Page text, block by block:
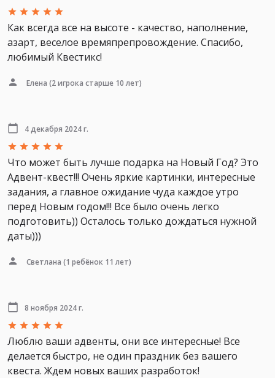
Как всегда все на высоте - качество, наполнение,
азарт, веселое времяпрепровождение. Спасибо,
любимый Квестикс!
Елена (2 игрока старше 10 лет)
4 декабря 2024 г.
Что может быть лучше подарка на Новый Год? Это
Адвент-квест!!! Очень яркие картинки, интересные
задания, а главное ожидание чуда каждое утро
перед Новым годом!!! Все было очень легко
подготовить)) Осталось только дождаться нужной
даты)))
Светлана (1 ребёнок 11 лет)
8 ноября 2024 г.
Люблю ваши адвенты, они все интересные! Все
делается быстро, не один праздник без вашего
квеста. Ждем новых ваших разработок!